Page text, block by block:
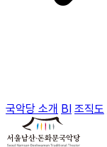
국악당 소개 BI 조직도